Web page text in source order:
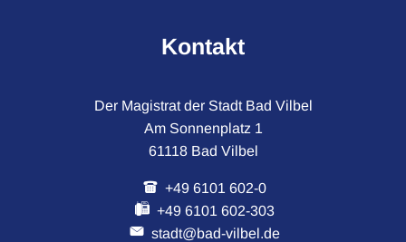
Kontakt
Der Magistrat der Stadt Bad Vilbel
Am Sonnenplatz 1
61118 Bad Vilbel
+49 6101 602-0
+49 6101 602-303
stadt@bad-vilbel.de